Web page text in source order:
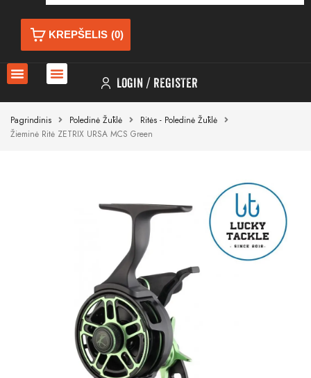
KREPŠELIS (0)
LOGIN REGISTER
Pagrindinis Poledinė Žūklė
Ritės - Poledinė Žūklė
Žieminė Ritė ZETRIX URSA MCS Green